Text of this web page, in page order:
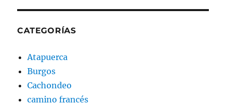
CATEGORÍAS
Atapuerca
Burgos
Cachondeo
camino francés